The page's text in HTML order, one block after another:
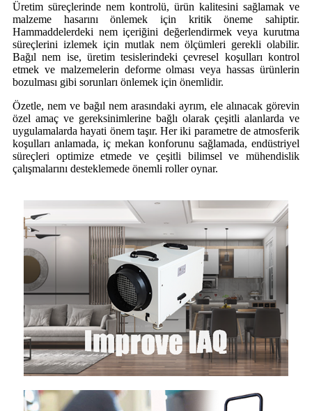
Üretim süreçlerinde nem kontrolü, ürün kalitesini sağlamak ve
malzeme hasarını önlemek için kritik öneme sahiptir.
Hammaddelerdeki nem içeriğini değerlendirmek veya kurutma
süreçlerini izlemek için mutlak nem ölçümleri gerekli olabilir.
Bağıl nem ise, üretim tesislerindeki çevresel koşulları kontrol
etmek ve malzemelerin deforme olması veya hassas ürünlerin
bozulması gibi sorunları önlemek için önemlidir.
Özetle, nem ve bağıl nem arasındaki ayrım, ele alınacak görevin
özel amaç ve gereksinimlerine bağlı olarak çeşitli alanlarda ve
uygulamalarda hayati önem taşır. Her iki parametre de atmosferik
koşulları anlamada, iç mekan konforunu sağlamada, endüstriyel
süreçleri optimize etmede ve çeşitli bilimsel ve mühendislik
çalışmalarını desteklemede önemli roller oynar.